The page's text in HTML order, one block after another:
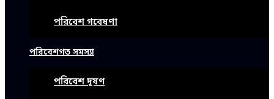
পরিবেশ গবেষণা
পরিবেশগত সমস্যা
পরিবেশ দূষণ